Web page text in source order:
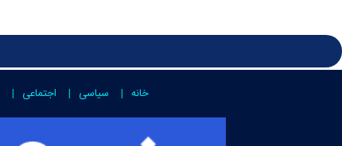
خانه سیاسی اجتماعی